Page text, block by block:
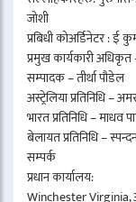
जोशी
प्रबिधी कोअर्डिनेटर : ई
प्रमुख कार्यकारी
सम्पादक – तीर्था पौडेल
अस्ट्रेलिया प्रतिनिधि –
भारत प्रतिनिधि – माधव
बेलायत प्रतिनिधि –
सम्पर्क
प्रधान कार्यालय:
Winchester Virginia,